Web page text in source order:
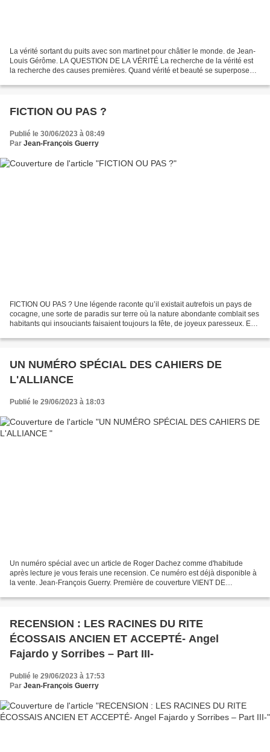
La vérité sortant du puits avec son martinet pour châtier le monde. de Jean-
Louis Gérôme. LA QUESTION DE LA VÉRITÉ La recherche de la vérité est
la recherche des causes premières. Quand vérité et beauté se superposent
FICTION OU PAS ?
Publié le 30/06/2023 à 08:49
Par Jean-François Guerry
FICTION OU PAS ? Une légende raconte qu’il existait autrefois un pays de
cocagne, une sorte de paradis sur terre où la nature abondante comblait ses
habitants qui insouciants faisaient toujours la fête, de joyeux paresseux. Est-
UN NUMÉRO SPÉCIAL DES CAHIERS DE
L'ALLIANCE
Publié le 29/06/2023 à 18:03
Un numéro spécial avec un article de Roger Dachez comme d'habitude
après lecture je vous ferais une recension. Ce numéro est déjà disponible à
la vente. Jean-François Guerry. Première de couverture VIENT DE
RECENSION : LES RACINES DU RITE
ÉCOSSAIS ANCIEN ET ACCEPTÉ- Angel
Fajardo y Sorribes – Part III-
Publié le 29/06/2023 à 17:53
Par Jean-François Guerry